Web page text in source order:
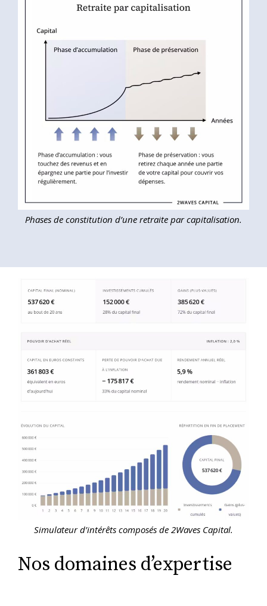
Phases de constitution d’une retraite par capitalisation.
Simulateur d’intérêts composés de 2Waves Capital.
Nos domaines d’expertise